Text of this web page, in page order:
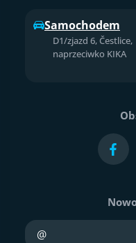
Samochodem
D1/zjazd 6, Čestlice,
naprzeciwko KIKA